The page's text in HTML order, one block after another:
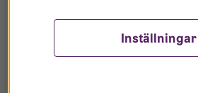
Inställningar